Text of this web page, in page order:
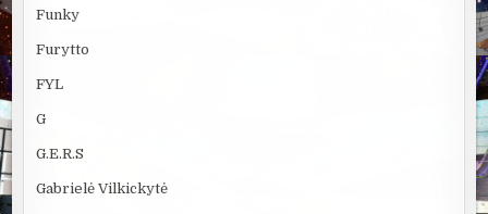
Funky
Furytto
FYL
G
G.E.R.S
Gabrielė Vilkickytė